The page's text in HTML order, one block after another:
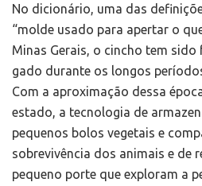
No dicionário, uma das
“molde usado para apertar o
Minas Gerais, o cincho tem
gado durante os longos
Com a aproximação dessa
estado, a tecnologia de
pequenos bolos vegetais e
sobrevivência dos animais e de
pequeno porte que exploram a